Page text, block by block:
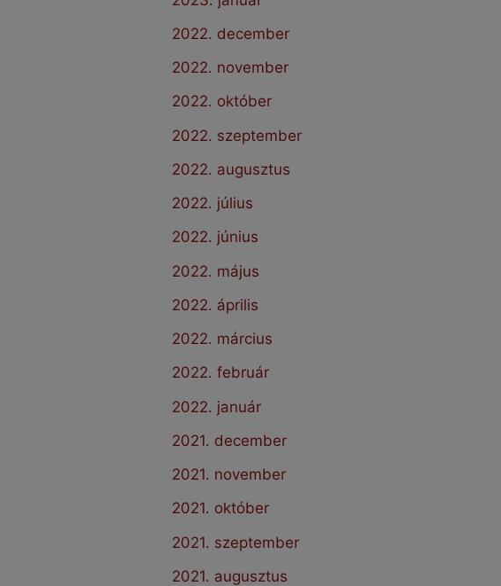
2022. december
2022. november
2022. október
2022. szeptember
2022. augusztus
2022. július
2022. június
2022. május
2022. április
2022. március
2022. február
2022. január
2021. december
2021. november
2021. október
2021. szeptember
2021. augusztus